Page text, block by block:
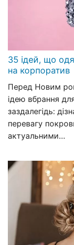
35 ідей, що
на корпоратив
Перед Новим
ідею вбрання
заздалегідь:
перевагу
актуальними…